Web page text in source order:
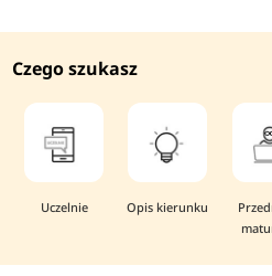
Czego szukasz
Uczelnie Opis kierunku